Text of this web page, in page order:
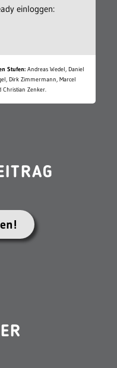
einloggen:
Stufen: Andreas Wedel, Daniel
Dirk Zimmermann, Marcel
Christian Zenker.